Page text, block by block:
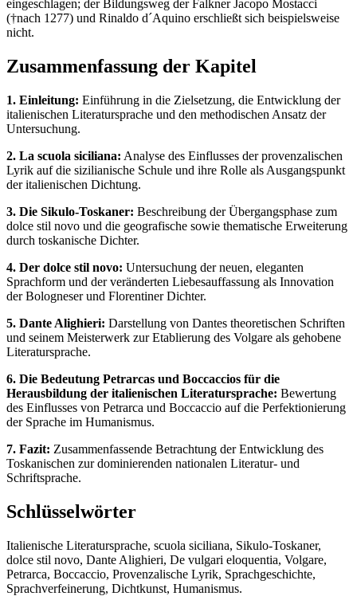
eingeschlagen; der Bildungsweg der Falkner Jacopo Mostacci
(†nach 1277) und Rinaldo d´Aquino erschließt sich beispielsweise
nicht.
Zusammenfassung der Kapitel
1. Einleitung: Einführung in die Zielsetzung, die Entwicklung der
italienischen Literatursprache und den methodischen Ansatz der
Untersuchung.
2. La scuola siciliana: Analyse des Einflusses der provenzalischen
Lyrik auf die sizilianische Schule und ihre Rolle als Ausgangspunkt
der italienischen Dichtung.
3. Die Sikulo-Toskaner: Beschreibung der Übergangsphase zum
dolce stil novo und die geografische sowie thematische Erweiterung
durch toskanische Dichter.
4. Der dolce stil novo: Untersuchung der neuen, eleganten
Sprachform und der veränderten Liebesauffassung als Innovation
der Bologneser und Florentiner Dichter.
5. Dante Alighieri: Darstellung von Dantes theoretischen Schriften
und seinem Meisterwerk zur Etablierung des Volgare als gehobene
Literatursprache.
6. Die Bedeutung Petrarcas und Boccaccios für die
Herausbildung der italienischen Literatursprache: Bewertung
des Einflusses von Petrarca und Boccaccio auf die Perfektionierung
der Sprache im Humanismus.
7. Fazit: Zusammenfassende Betrachtung der Entwicklung des
Toskanischen zur dominierenden nationalen Literatur- und
Schriftsprache.
Schlüsselwörter
Italienische Literatursprache, scuola siciliana, Sikulo-Toskaner,
dolce stil novo, Dante Alighieri, De vulgari eloquentia, Volgare,
Petrarca, Boccaccio, Provenzalische Lyrik, Sprachgeschichte,
Sprachverfeinerung, Dichtkunst, Humanismus.